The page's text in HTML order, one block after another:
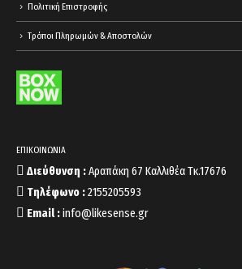
Πολιτική Επιστροφής
Τρόποι Πληρωμών & Αποστολών
ΕΠΙΚΟΙΝΩΝΙΑ
Διεύθυνση :Αραπάκη 67 Καλλιθέα Τκ.17676
Τηλέφωνο :2155205593
Email :info@likesense.gr